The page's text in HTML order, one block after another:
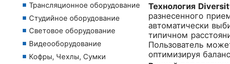
Трансляционное оборудование
Студийное оборудование
Световое оборудование
Видеооборудование
Кофры, Чехлы, Сумки
Технология
разнесенного
автоматически
типичном
Пользователь
оптимизируя